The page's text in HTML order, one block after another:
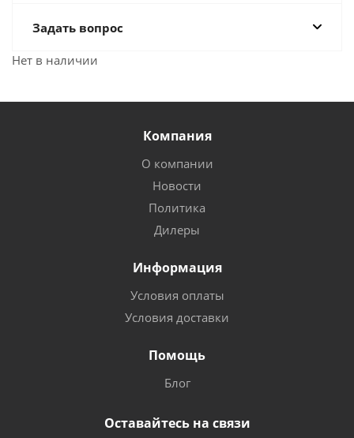
Задать вопрос
Нет в наличии
Компания
О компании
Новости
Политика
Дилеры
Информация
Условия оплаты
Условия доставки
Помощь
Блог
Оставайтесь на связи